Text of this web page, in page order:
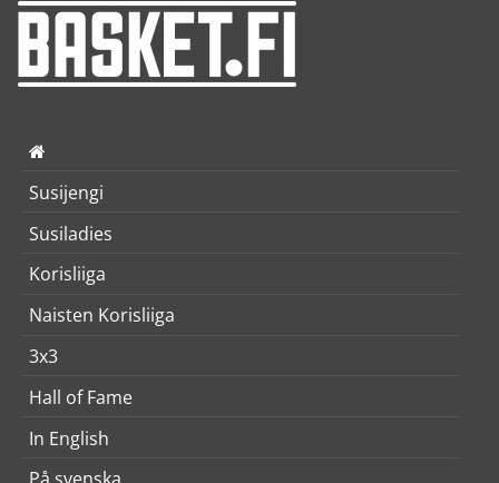
Susijengi
Susiladies
Korisliiga
Naisten Korisliiga
3x3
Hall of Fame
In English